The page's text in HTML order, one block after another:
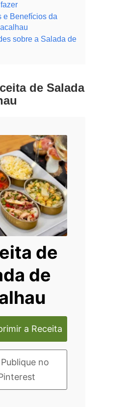
e Benefícios da
sobre a Salada de
de Salada
de
de
a Receita
Publique no